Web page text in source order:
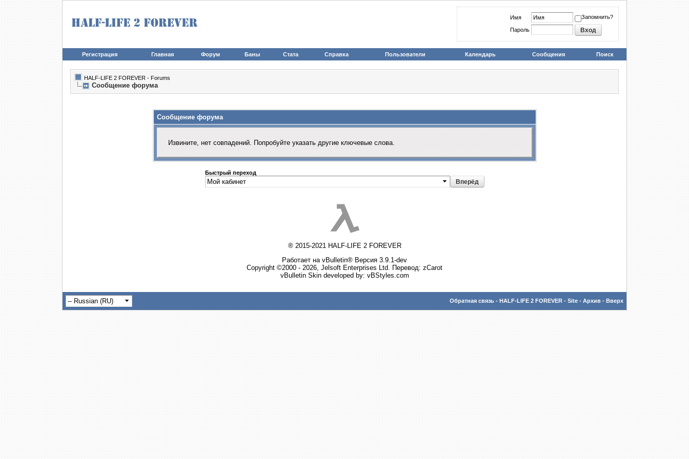
Имя Запомнить?
Пароль
Регистрация Главная Форум Баны Стата Справка Пользователи Календарь Сообщения Поиск
HALF-LIFE 2 FOREVER - Forums
Сообщение форума
Сообщение форума
Извините, нет совпадений. Попробуйте указать другие ключевые слова.
Быстрый переход
® 2015-2021 HALF-LIFE 2 FOREVER
Работает на vBulletin® Версия 3.9.1-dev
Copyright ©2000 - 2026, Jelsoft Enterprises Ltd. Перевод: zCarot
vBulletin Skin developed by: vBStyles.com
Обратная связь - HALF-LIFE 2 FOREVER - Site - Архив - Вверх